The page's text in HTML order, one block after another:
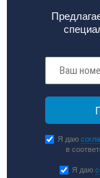
Я даю
в
Я даю